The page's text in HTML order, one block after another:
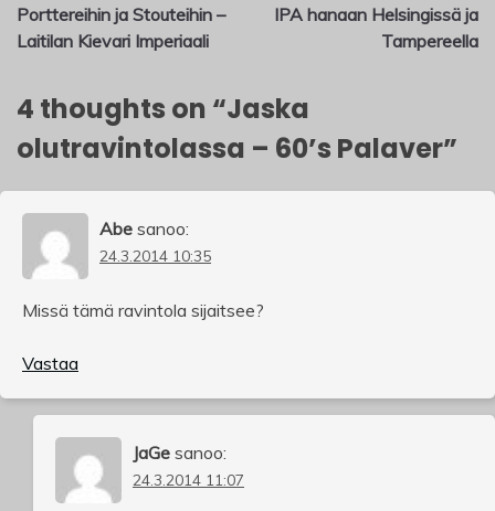
Porttereihin ja Stouteihin –
Laitilan Kievari Imperiaali
IPA hanaan Helsingissä ja
Tampereella
4 thoughts on “Jaska
olutravintolassa – 60’s Palaver”
Abe sanoo:
24.3.2014 10:35
Missä tämä ravintola sijaitsee?
Vastaa
JaGe sanoo:
24.3.2014 11:07